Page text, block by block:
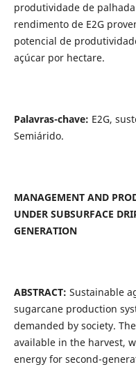
produtividade de
rendimento de E2G
potencial de
açúcar por hectare.
Palavras-chave: E2G,
Semiárido.
MANAGEMENT AND
UNDER SUBSURFACE
GENERATION
ABSTRACT: Sustainable
sugarcane production
demanded by society.
available in the harvest,
energy for second-